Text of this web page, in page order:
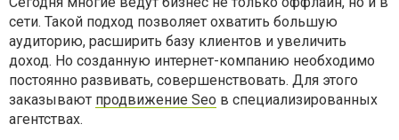
сети. Такой подход позволяет охватить большую
аудиторию, расширить базу клиентов и увеличить
доход. Но созданную интернет-компанию необходимо
постоянно развивать, совершенствовать. Для этого
заказывают продвижение Seo в специализированных
агентствах.